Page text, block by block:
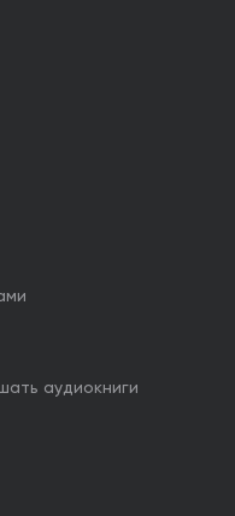
аудиокниги